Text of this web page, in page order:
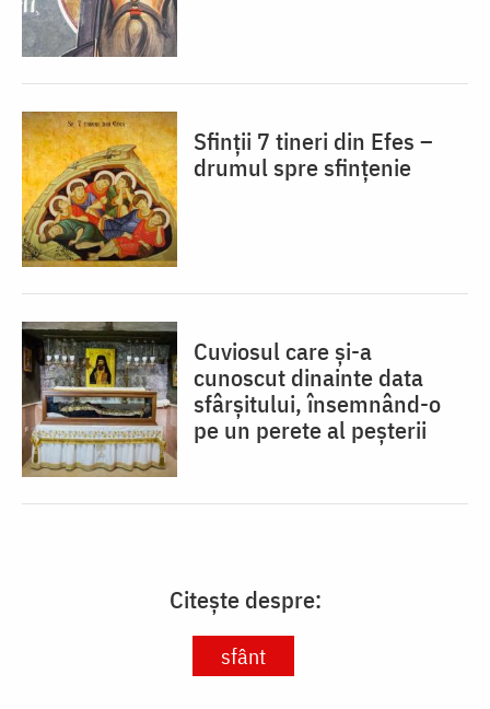
Sfinții 7 tineri din Efes –
drumul spre sfințenie
Cuviosul care și-a
cunoscut dinainte data
sfârșitului, însemnând-o
pe un perete al peșterii
Citește despre:
sfânt